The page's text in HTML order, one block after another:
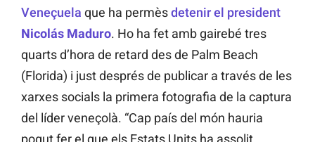
Veneçuela que ha permèsdetenir el president
Nicolás Maduro. Ho ha fet amb gairebé tres
quarts d’hora de retard des de Palm Beach
(Florida) i just després de publicar a través de les
xarxes socials la primera fotografia de la captura
del líder veneçolà. “Cap país del món hauria
pogut fer el que els Estats Units ha assolit